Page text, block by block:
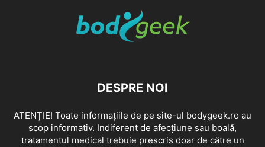
DESPRE NOI
ATENȚIE! Toate informațiile de pe site-ul bodygeek.ro au
scop informativ. Indiferent de afecțiune sau boală,
tratamentul medical trebuie prescris doar de către un